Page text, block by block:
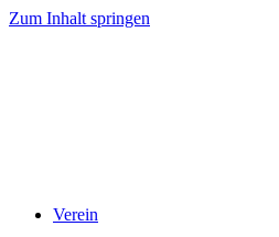
Zum Inhalt springen
Verein